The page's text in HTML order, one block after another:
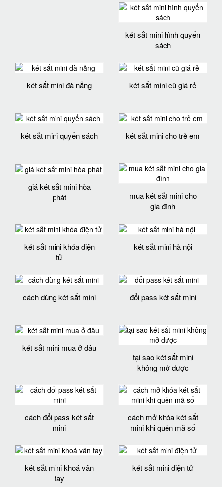
két sắt mini hình quyển
sách
két sắt mini đà nẵng két sắt mini cũ giá rẻ
két sắt mini quyển sách két sắt mini cho trẻ em
giá két sắt mini hòa
phát
mua két sắt mini cho
gia đình
két sắt mini khóa điện
tử
két sắt mini hà nội
cách dùng két sắt mini đổi pass két sắt mini
két sắt mini mua ở đâu
tại sao két sắt mini
không mở được
cách đổi pass két sắt
mini
cách mở khóa két sắt
mini khi quên mã số
két sắt mini khoá vân
tay
két sắt mini điện tử